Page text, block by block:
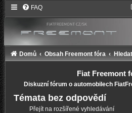
FAQ
Domů Obsah Freemont fóra Hledat
Fiat Freemont
Diskuzní fórum o automobilech
Témata bez odpovědí
Přejít na rozšířené vyhledávání